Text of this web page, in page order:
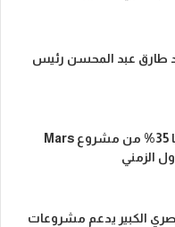
طارق عبد المحسن رئيس
م. كريم بهاء: أنجزنا 35% من مشروع Mars
الكبير يدعم مشروعات